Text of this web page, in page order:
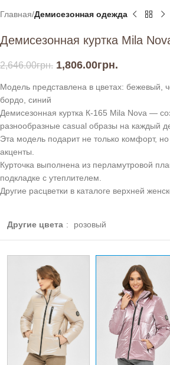
Главная Демисезонная одежда
Демисезонная куртка Mila
2,646.00грн. 1,806.00грн.
Модель представлена в цветах: бежевый,
бордо, синий
Демисезонная куртка К-165 Mila Nova —
разнообразные casual образы на каждый
Эта модель подарит не только комфорт,
акценты.
Курточка выполнена из перламутровой
подкладке с утеплителем.
Другие расцветки в каталоге верхней
Другие цвета : розовый